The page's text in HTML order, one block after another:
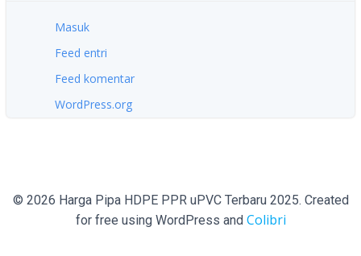
Masuk
Feed entri
Feed komentar
WordPress.org
© 2026 Harga Pipa HDPE PPR uPVC Terbaru 2025. Created
for free using WordPress and Colibri